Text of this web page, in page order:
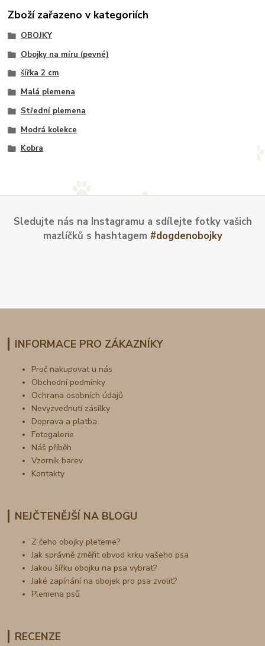
Zboží zařazeno v kategoriích
OBOJKY
Obojky na míru (pevné)
šířka 2 cm
Malá plemena
Střední plemena
Modrá kolekce
Kobra
Sledujte nás na Instagramu a sdílejte fotky vašich
mazlíčků s hashtagem #dogdenobojky
INFORMACE PRO ZÁKAZNÍKY
Proč nakupovat u nás
Obchodní podmínky
Ochrana osobních údajů
Nevyzvednutí zásilky
Doprava a platba
Fotogalerie
Náš příběh
Vzorník barev
Kontakty
NEJČTENĚJŠÍ NA BLOGU
Z čeho obojky pleteme?
Jak správně změřit obvod krku vašeho psa
Jakou šířku obojku na psa vybrat?
Jaké zapínání na obojek pro psa zvolit?
Plemena psů
RECENZE